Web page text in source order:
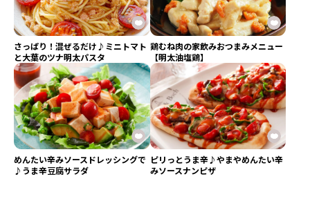
さっぱり！混ぜるだけ♪ミニトマト
と大葉のツナ明太パスタ
鶏むね肉の家飲みおつまみメニュー
【明太油塩鶏】
めんたい辛みソースドレッシングで
♪うま辛豆腐サラダ
ピリっとうま辛♪やまやめんたい辛
みソースナンピザ